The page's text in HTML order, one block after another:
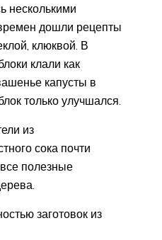
несколькими
дошли рецепты
клюквой. В
клали как
капусты в
только улучшался.
из
сока почти
полезные
заготовок из